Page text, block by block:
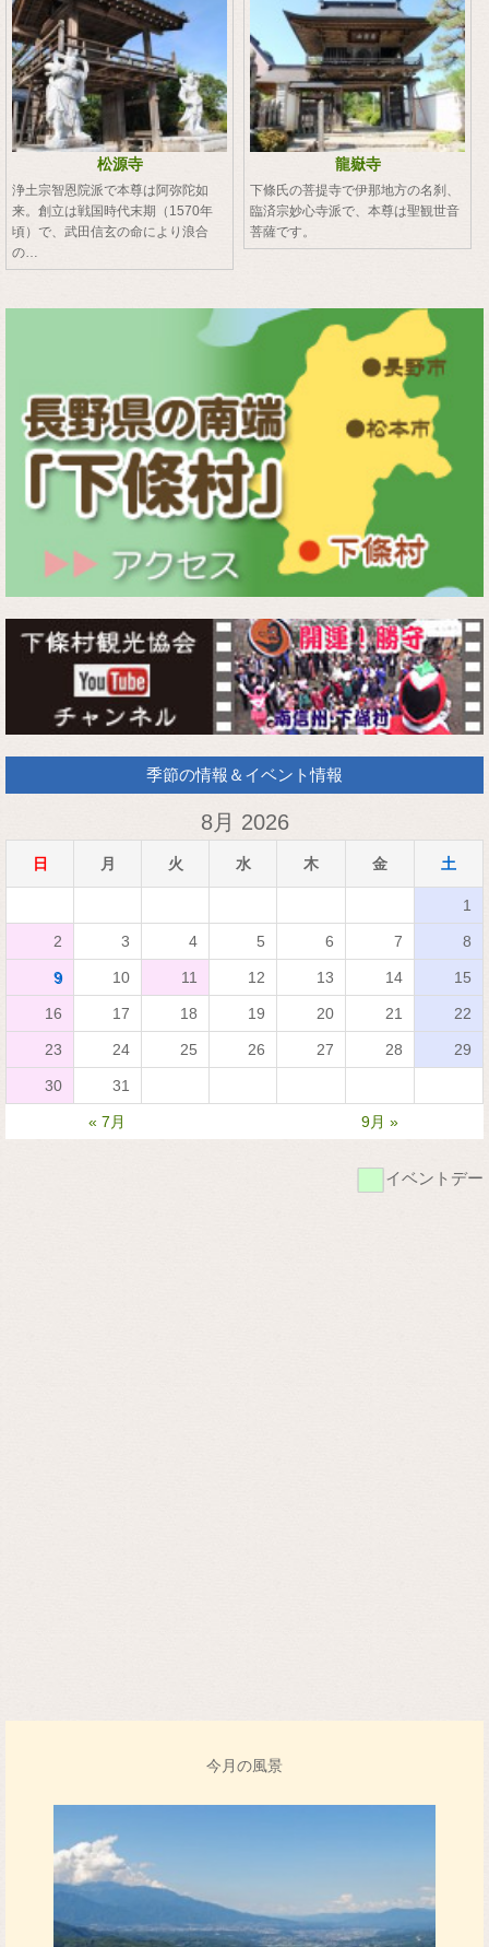
松源寺
浄土宗智恩院派で本尊は阿弥陀如
来。創立は戦国時代末期（1570年
頃）で、武田信玄の命により浪合
の…
龍嶽寺
下條氏の菩提寺で伊那地方の名刹、
臨済宗妙心寺派で、本尊は聖観世音
菩薩です。
季節の情報＆イベント情報
8月 2026
日 月 火 水 木 金 土
1
2 3 4 5 6 7 8
9 10 11 12 13 14 15
16 17 18 19 20 21 22
23 24 25 26 27 28 29
30 31
« 7月 9月 »
■イベントデー
今月の風景